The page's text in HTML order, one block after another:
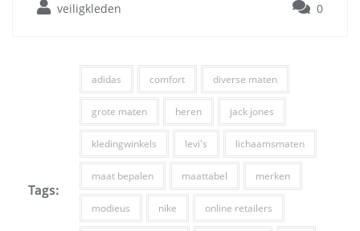
veiligkleden 0
Tags:
adidas comfort diverse maten
grote maten heren jack jones
kledingwinkels levi's lichaamsmaten
maat bepalen maattabel merken
modieus nike online retailers